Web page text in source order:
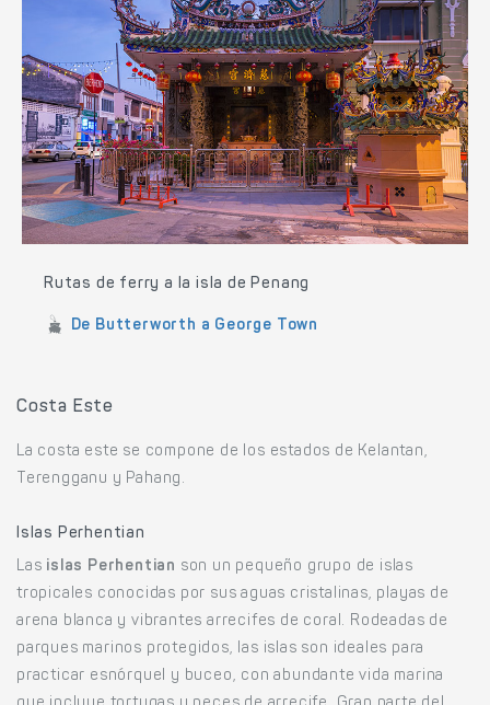
Rutas de ferry a la isla de Penang
De Butterworth a George Town
Costa Este
La costa este se compone de los estados de Kelantan,
Terengganu y Pahang.
Islas Perhentian
Las islas Perhentian son un pequeño grupo de islas
tropicales conocidas por sus aguas cristalinas, playas de
arena blanca y vibrantes arrecifes de coral. Rodeadas de
parques marinos protegidos, las islas son ideales para
practicar esnórquel y buceo, con abundante vida marina